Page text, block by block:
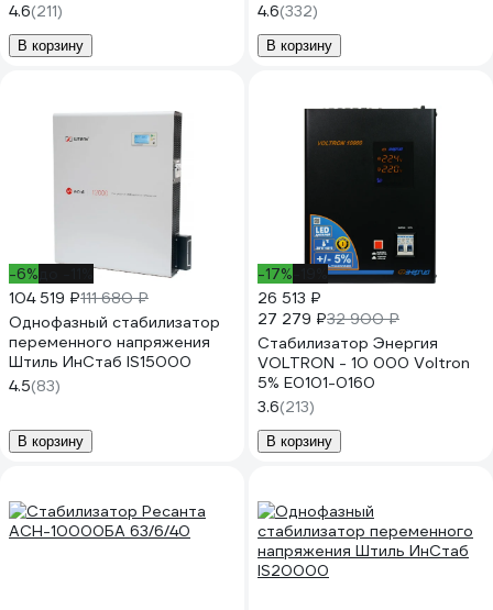
4.6(211)
В корзину
4.6(332)
В корзину
-6%
104 519 ₽111 680 ₽
Однофазный стабилизатор
переменного напряжения
Штиль ИнСтаб IS15000
4.5(83)
В корзину
-17%
26 513 ₽
27 279 ₽32 900 ₽
Стабилизатор Энергия
VOLTRON - 10 000 Voltron
5% Е0101-0160
3.6(213)
В корзину